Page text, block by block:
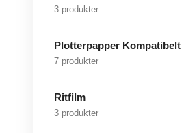
3 produkter
Plotterpapper Kompatibelt
7 produkter
Ritfilm
3 produkter